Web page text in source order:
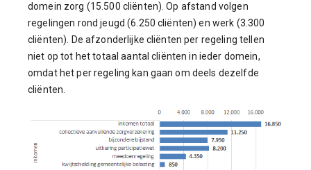
domein zorg (15.500 cliënten). Op afstand volgen
regelingen rond jeugd (6.250 cliënten) en werk (3.300
cliënten). De afzonderlijke cliënten per regeling tellen
niet op tot het totaal aantal cliënten in ieder domein,
omdat het per regeling kan gaan om deels dezelfde
cliënten.